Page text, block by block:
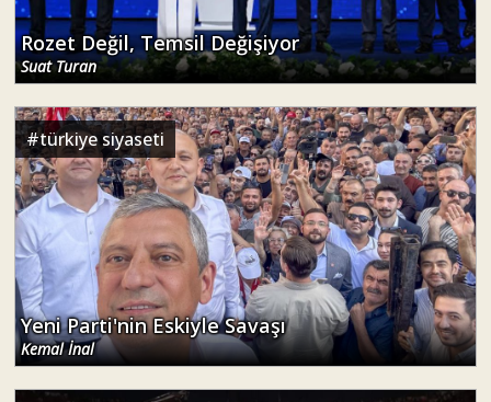
Rozet Değil, Temsil Değişiyor
Suat Turan
#türkiye siyaseti
Yeni Parti'nin Eskiyle Savaşı
Kemal İnal